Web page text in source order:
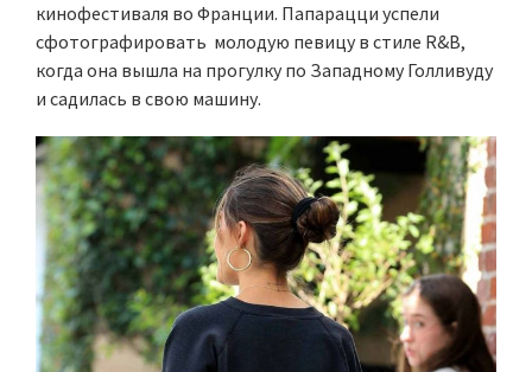
кинофестиваля во Франции. Папарацци успели
сфотографировать молодую певицу в стиле R&B,
когда она вышла на прогулку по Западному Голливуду
и садилась в свою машину.